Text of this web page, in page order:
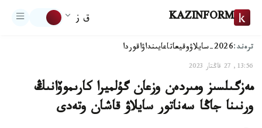
KAZINFORM ق ز
ترەند:2026-سايلاۋ وقيعاتاعايىنداۋاقوردا
13:56, 27 قاڭتار 2023
مەزگىلسىز ومىردەن وزعان گۇلميرا كارىموۆانىڭ
ورنىنا جاڭا سەناتور سايلاۋ قاشان وتەدى